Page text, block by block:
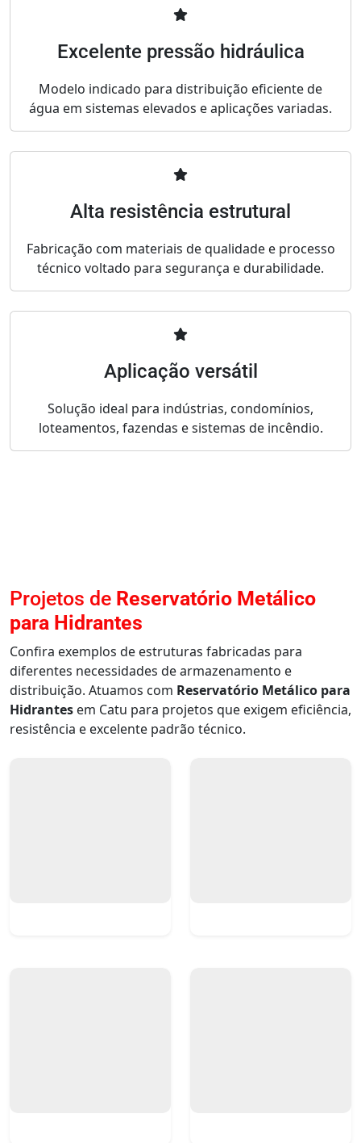
Excelente pressão hidráulica
Modelo indicado para distribuição eficiente de
água em sistemas elevados e aplicações variadas.
Alta resistência estrutural
Fabricação com materiais de qualidade e processo
técnico voltado para segurança e durabilidade.
Aplicação versátil
Solução ideal para indústrias, condomínios,
loteamentos, fazendas e sistemas de incêndio.
Projetos de Reservatório Metálico
para Hidrantes
Confira exemplos de estruturas fabricadas para
diferentes necessidades de armazenamento e
distribuição. Atuamos com Reservatório Metálico para
Hidrantes em Catu para projetos que exigem eficiência,
resistência e excelente padrão técnico.